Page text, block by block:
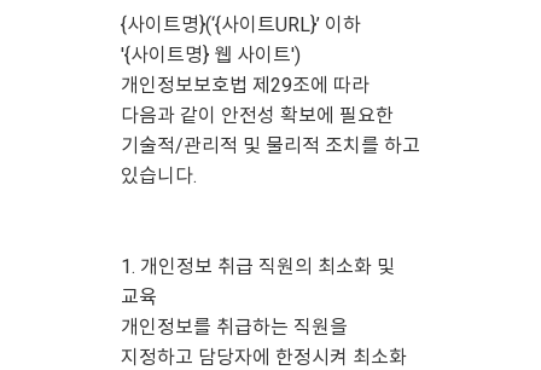
{사이트명}(‘{사이트URL}’ 이하
'{사이트명} 웹 사이트')
개인정보보호법 제29조에 따라
다음과 같이 안전성 확보에 필요한
기술적/관리적 및 물리적 조치를 하고
있습니다.
1. 개인정보 취급 직원의 최소화 및
교육
개인정보를 취급하는 직원을
지정하고 담당자에 한정시켜 최소화